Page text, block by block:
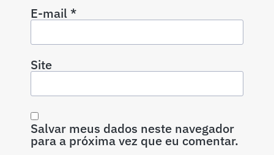
E-mail*
Site
Salvar meus dados neste navegador
para a próxima vez que eu comentar.